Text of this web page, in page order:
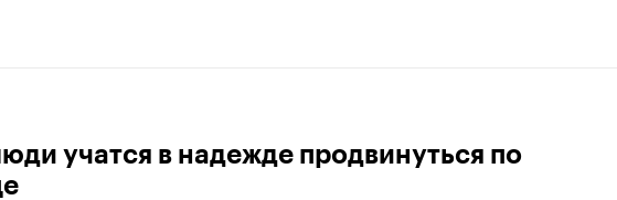
учатся в надежде продвинуться по